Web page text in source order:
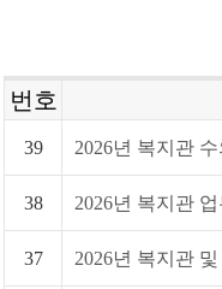
번호
39 2026년 복지관
38 2026년 복지관
37 2026년 복지관